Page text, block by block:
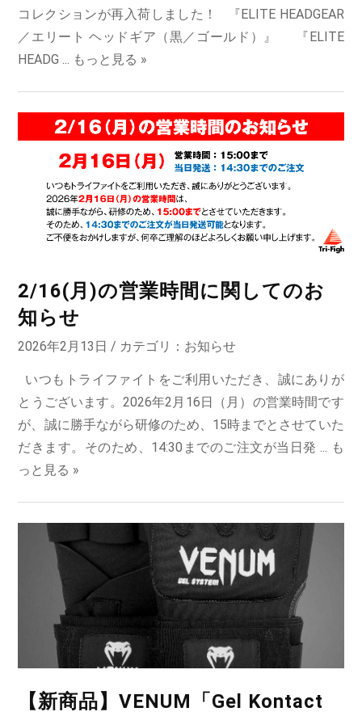
コレクションが再入荷しました！ 『ELITE HEADGEAR
／エリート ヘッドギア（黒／ゴールド）』 『ELITE
HEADG ... もっと見る »
2/16(月)の営業時間に関してのお
知らせ
2026年2月13日 / カテゴリ： お知らせ
いつもトライファイトをご利用いただき、誠にありが
とうございます。2026年2月16日（月）の営業時間です
が、誠に勝手ながら研修のため、15時までとさせていた
だきます。そのため、14:30までのご注文が当日発 ... も
っと見る »
【新商品】VENUM「Gel Kontact